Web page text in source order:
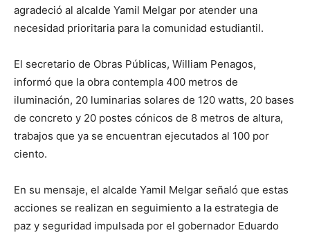
agradeció al alcalde Yamil Melgar por atender una
necesidad prioritaria para la comunidad estudiantil.
El secretario de Obras Públicas, William Penagos,
informó que la obra contempla 400 metros de
iluminación, 20 luminarias solares de 120 watts, 20 bases
de concreto y 20 postes cónicos de 8 metros de altura,
trabajos que ya se encuentran ejecutados al 100 por
ciento.
En su mensaje, el alcalde Yamil Melgar señaló que estas
acciones se realizan en seguimiento a la estrategia de
paz y seguridad impulsada por el gobernador Eduardo